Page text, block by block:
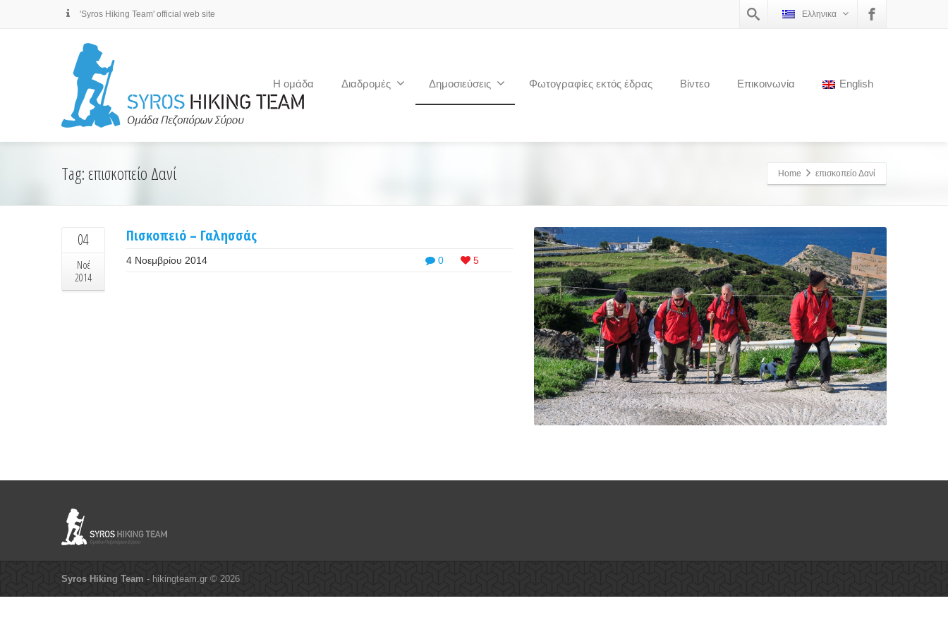
'Syros Hiking Team' official web site Ελληνικα
Η ομάδα Διαδρομές Δημοσιεύσεις Φωτογραφίες εκτός έδρας Βίντεο Επικοινωνία English
Tag: επισκοπείο Δανί Home επισκοπείο Δανί
04
Νοέ
2014
Πισκοπειό – Γαλησσάς
0 5
4 Νοεμβρίου 2014
Syros Hiking Team - hikingteam.gr © 2026